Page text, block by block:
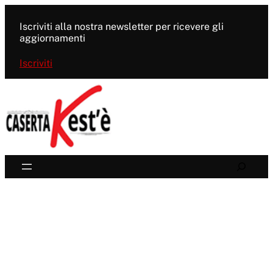
contenuto
Iscriviti alla nostra newsletter per ricevere gli
aggiornamenti
Iscriviti